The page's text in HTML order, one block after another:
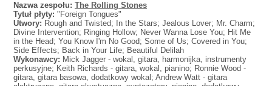
Nazwa zespołu: The Rolling Stones
Tytuł płyty: "Foreign Tongues"
Utwory: Rough and Twisted; In the Stars; Jealous Lover; Mr. Charm;
Divine Intervention; Ringing Hollow; Never Wanna Lose You; Hit Me
in the Head; You Know I'm No Good; Some of Us; Covered in You;
Side Effects; Back in Your Life; Beautiful Delilah
Wykonawcy: Mick Jagger - wokal, gitara, harmonijka, instrumenty
perkusyjne; Keith Richards - gitara, wokal, pianino; Ronnie Wood -
gitara, gitara basowa, dodatkowy wokal; Andrew Watt - gitara